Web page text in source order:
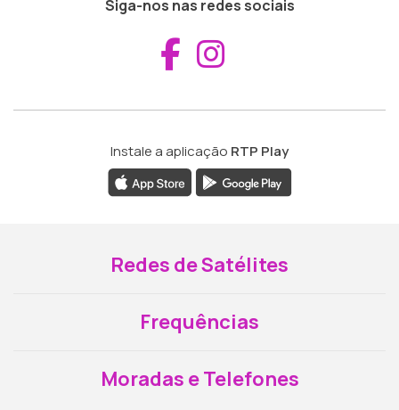
Siga-nos nas redes sociais
Aceder ao
Instale a aplicação RTP Play
Redes de Satélites
Frequências
Moradas e Telefones